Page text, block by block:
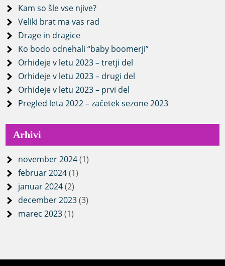
Kam so šle vse njive?
Veliki brat ma vas rad
Drage in dragice
Ko bodo odnehali “baby boomerji”
Orhideje v letu 2023 – tretji del
Orhideje v letu 2023 – drugi del
Orhideje v letu 2023 – prvi del
Pregled leta 2022 – začetek sezone 2023
Arhivi
november 2024(1)
februar 2024(1)
januar 2024(2)
december 2023(3)
marec 2023(1)